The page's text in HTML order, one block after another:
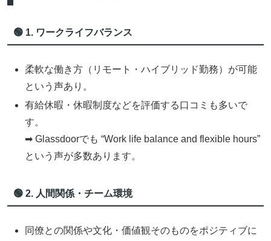
🟢 1. ワークライフバランス
柔軟な働き方（リモート・ハイブリッド勤務）が可能
という声あり。
有給休暇・休暇制度などを評価する口コミも多いで
す。
➡ Glassdoorでも “Work life balance and flexible hours”
という声が多数あります。
🟢 2. 人間関係・チーム環境
同僚との関係や文化・価値観そのものをポジティブに